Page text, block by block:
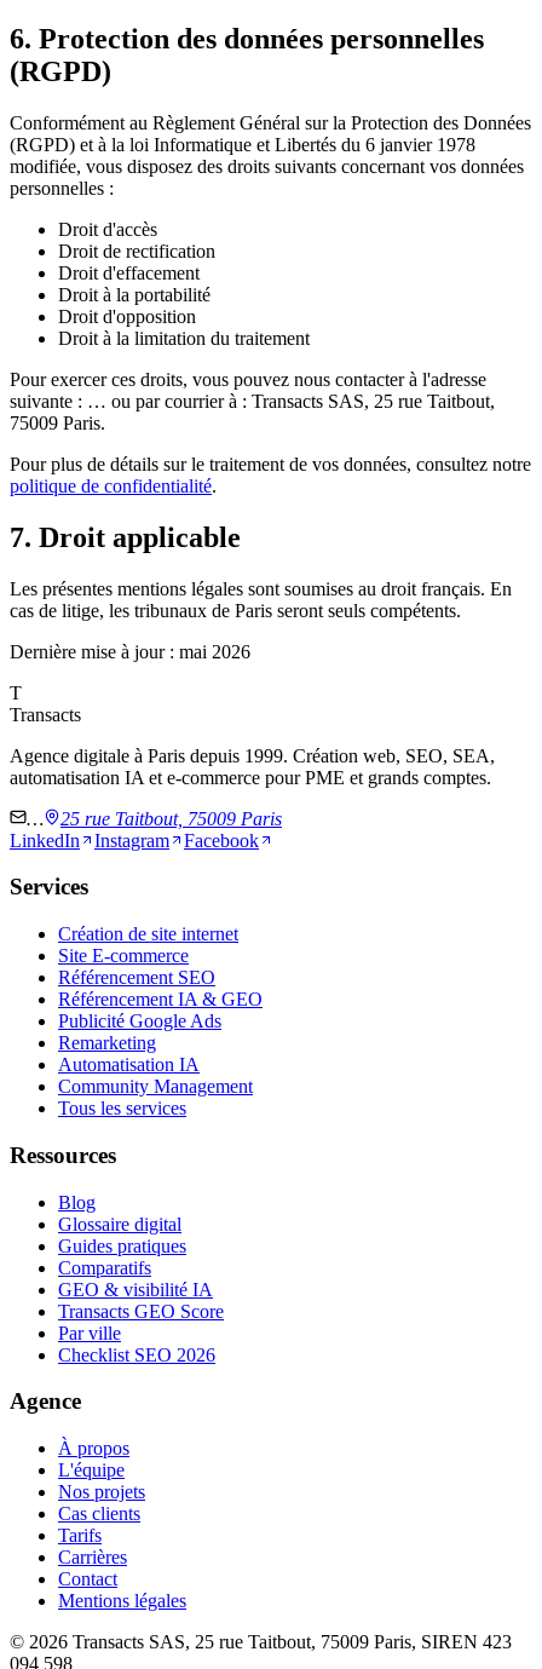
6. Protection des données personnelles
(RGPD)
Conformément au Règlement Général sur la Protection des Données
(RGPD) et à la loi Informatique et Libertés du 6 janvier 1978
modifiée, vous disposez des droits suivants concernant vos données
personnelles :
Droit d'accès
Droit de rectification
Droit d'effacement
Droit à la portabilité
Droit d'opposition
Droit à la limitation du traitement
Pour exercer ces droits, vous pouvez nous contacter à l'adresse
suivante : … ou par courrier à : Transacts SAS, 25 rue Taitbout,
75009 Paris.
Pour plus de détails sur le traitement de vos données, consultez notre
politique de confidentialité.
7. Droit applicable
Les présentes mentions légales sont soumises au droit français. En
cas de litige, les tribunaux de Paris seront seuls compétents.
Dernière mise à jour : mai 2026
T
Transacts
Agence digitale à Paris depuis 1999. Création web, SEO, SEA,
automatisation IA et e-commerce pour PME et grands comptes.
…
25 rue Taitbout, 75009 Paris
LinkedIn
Instagram Facebook
Services
Création de site internet
Site E-commerce
Référencement SEO
Référencement IA & GEO
Publicité Google Ads
Remarketing
Automatisation IA
Community Management
Tous les services
Ressources
Blog
Glossaire digital
Guides pratiques
Comparatifs
GEO & visibilité IA
Transacts GEO Score
Par ville
Checklist SEO 2026
Agence
À propos
L'équipe
Nos projets
Cas clients
Tarifs
Carrières
Contact
Mentions légales
© 2026 Transacts SAS, 25 rue Taitbout, 75009 Paris, SIREN 423
094 598